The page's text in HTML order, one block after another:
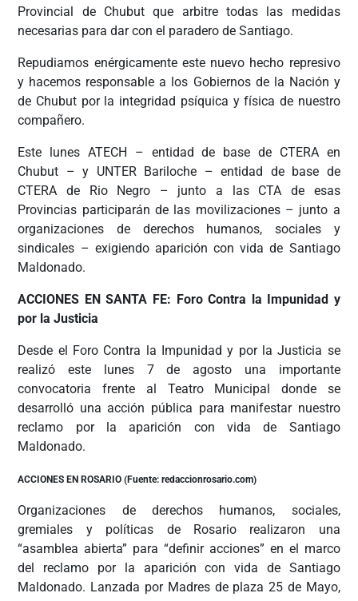
Provincial de Chubut que arbitre todas las medidas
necesarias para dar con el paradero de Santiago.
Repudiamos enérgicamente este nuevo hecho represivo
y hacemos responsable a los Gobiernos de la Nación y
de Chubut por la integridad psíquica y física de nuestro
compañero.
Este lunes ATECH – entidad de base de CTERA en
Chubut – y UNTER Bariloche – entidad de base de
CTERA de Rio Negro – junto a las CTA de esas
Provincias participarán de las movilizaciones – junto a
organizaciones de derechos humanos, sociales y
sindicales – exigiendo aparición con vida de Santiago
Maldonado.
ACCIONES EN SANTA FE: Foro Contra la Impunidad y
por la Justicia
Desde el Foro Contra la Impunidad y por la Justicia se
realizó este lunes 7 de agosto una importante
convocatoria frente al Teatro Municipal donde se
desarrolló una acción pública para manifestar nuestro
reclamo por la aparición con vida de Santiago
Maldonado.
ACCIONES EN ROSARIO (Fuente: redaccionrosario.com)
Organizaciones de derechos humanos, sociales,
gremiales y políticas de Rosario realizaron una
“asamblea abierta” para “definir acciones” en el marco
del reclamo por la aparición con vida de Santiago
Maldonado. Lanzada por Madres de plaza 25 de Mayo,